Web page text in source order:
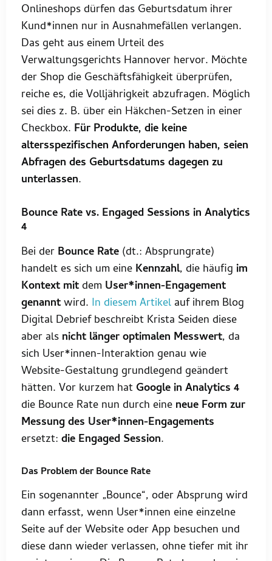
Onlineshops dürfen das Geburtsdatum ihrer
Kund*innen nur in Ausnahmefällen verlangen.
Das geht aus einem Urteil des
Verwaltungsgerichts Hannover hervor. Möchte
der Shop die Geschäftsfähigkeit überprüfen,
reiche es, die Volljährigkeit abzufragen. Möglich
sei dies z. B. über ein Häkchen-Setzen in einer
Checkbox. Für Produkte, die keine
altersspezifischen Anforderungen haben, seien
Abfragen des Geburtsdatums dagegen zu
unterlassen.
Bounce Rate vs. Engaged Sessions in Analytics
4
Bei der Bounce Rate (dt.: Absprungrate)
handelt es sich um eine Kennzahl, die häufig im
Kontext mitdem User*innen-Engagement
genanntwird. In diesem Artikel auf ihrem Blog
Digital Debrief beschreibt Krista Seiden diese
aber als nicht länger optimalen Messwert, da
sich User*innen-Interaktion genau wie
Website-Gestaltung grundlegend geändert
hätten. Vor kurzem hat Google in Analytics 4
die Bounce Rate nun durch eine neue Form zur
Messung des User*innen-Engagements
ersetzt: die Engaged Session.
Das Problem der Bounce Rate
Ein sogenannter „Bounce“, oder Absprung wird
dann erfasst, wenn User*innen eine einzelne
Seite auf der Website oder App besuchen und
diese dann wieder verlassen, ohne tiefer mit ihr